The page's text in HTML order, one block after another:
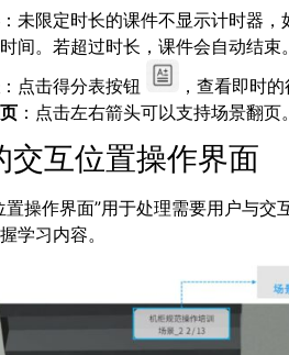
：未限定时长的课件不显示计时器
间。若超过时长，课件会自动结束。
：点击得分表按钮
，查看即时的
：点击左右箭头可以支持场景翻页。
交互位置操作界面
置操作界面”用于处理需要用户与
学习内容。